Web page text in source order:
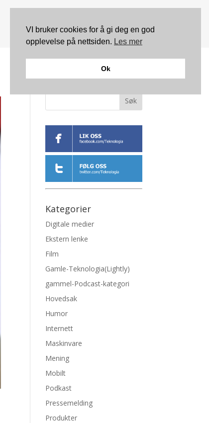
Søk
Kategorier
Digitale medier
Ekstern lenke
Film
Gamle-Teknologia(Lightly)
gammel-Podcast-kategori
Hovedsak
Humor
Internett
Maskinvare
Mening
Mobilt
Podkast
Pressemelding
Produkter
VI bruker cookies for å gi deg en god
opplevelse på nettsiden. Les mer
Ok